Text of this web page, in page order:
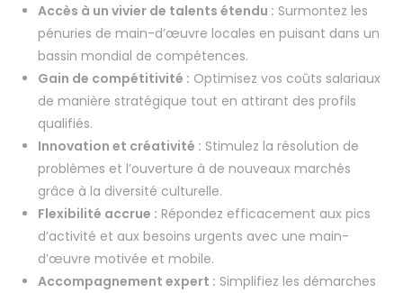
Accès à un vivier de talents étendu : Surmontez les
pénuries de main-d’œuvre locales en puisant dans un
bassin mondial de compétences.
Gain de compétitivité : Optimisez vos coûts salariaux
de manière stratégique tout en attirant des profils
qualifiés.
Innovation et créativité : Stimulez la résolution de
problèmes et l’ouverture à de nouveaux marchés
grâce à la diversité culturelle.
Flexibilité accrue : Répondez efficacement aux pics
d’activité et aux besoins urgents avec une main-
d’œuvre motivée et mobile.
Accompagnement expert : Simplifiez les démarches